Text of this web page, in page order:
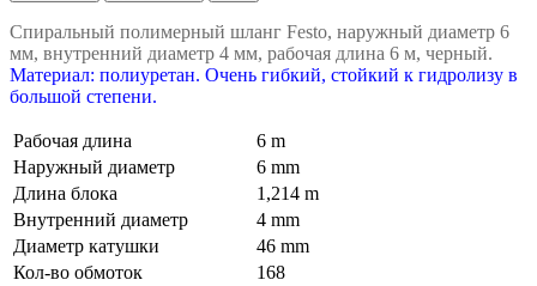
Спиральный полимерный шланг Festo, наружный диаметр 6
мм, внутренний диаметр 4 мм, рабочая длина 6 м, черный.
Материал: полиуретан. Очень гибкий, стойкий к гидролизу в
большой степени.
Рабочая длина
6 m
Наружный диаметр
6 mm
Длина блока
1,214 m
Внутренний диаметр
4 mm
Диаметр катушки
46 mm
Кол-во обмоток
168